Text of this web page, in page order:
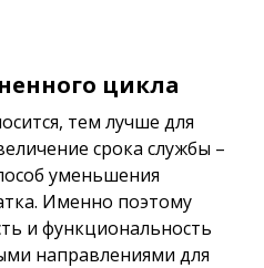
цикла
тем лучше для
срока службы –
уменьшения
Именно поэтому
и функциональность
направлениями для